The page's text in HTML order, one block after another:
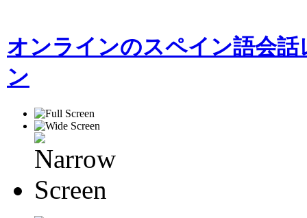
オンラインのスペイン語会
ン